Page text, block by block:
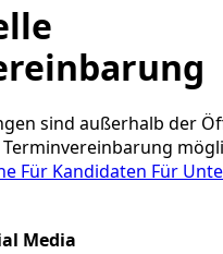
sind außerhalb der
Für Kandidaten Für
Media